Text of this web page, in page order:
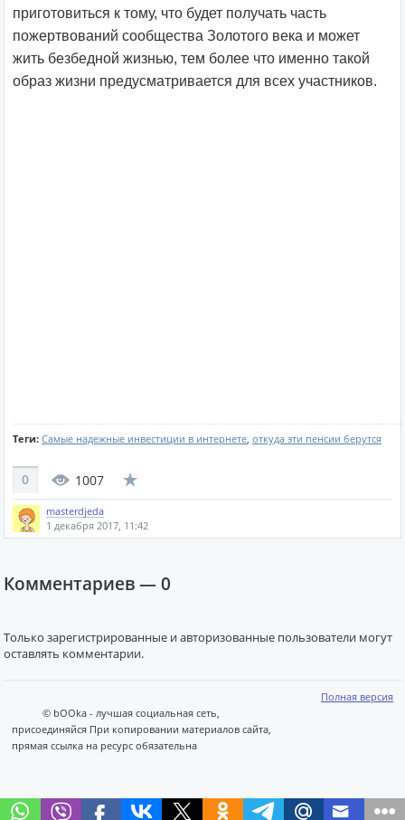
приготовиться к тому, что будет получать часть
пожертвований сообщества Золотого века и может
жить безбедной жизнью, тем более что именно такой
образ жизни предусматривается для всех участников.
Теги: Самые надежные инвестиции в интернете, откуда эти пенсии берутся
0 1007
masterdjeda
1 декабря 2017, 11:42
Комментариев —0
Только зарегистрированные и авторизованные пользователи могут
оставлять комментарии.
Полная версия
© bOOka - лучшая социальная сеть,
присоединяйся При копировании материалов сайта,
прямая ссылка на ресурс обязательна